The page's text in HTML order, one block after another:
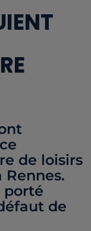
de loisirs
porté
de